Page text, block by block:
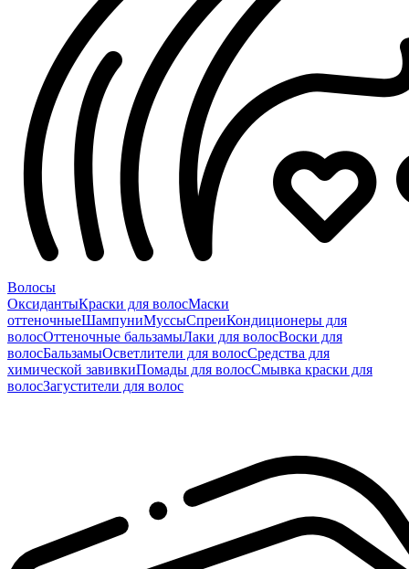
Волосы
ОксидантыКраски для волосМаски
оттеночныеШампуниМуссыСпреиКондиционеры для
волосОттеночные бальзамыЛаки для волосВоски для
волосБальзамыОсветлители для волосСредства для
химической завивкиПомады для волосСмывка краски для
волосЗагустители для волос